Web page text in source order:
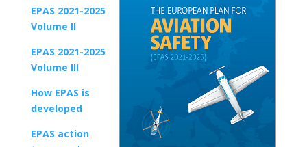
EPAS 2021-2025
Volume II
EPAS 2021-2025
Volume III
How EPAS is
developed
EPAS action